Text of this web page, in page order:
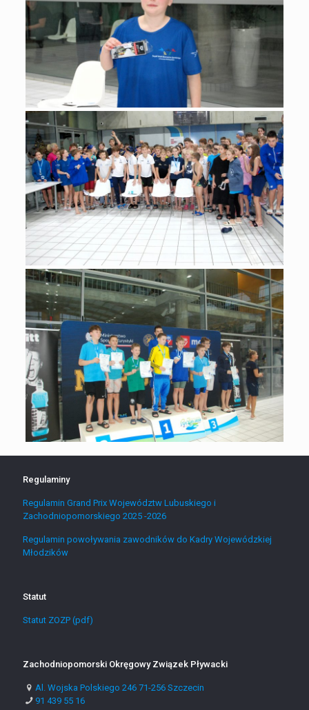
Regulaminy
Regulamin Grand Prix Województw Lubuskiego i
Zachodniopomorskiego 2025 -2026
Regulamin powoływania zawodników do Kadry Wojewódzkiej
Młodzików
Statut
Statut ZOZP (pdf)
Zachodniopomorski Okręgowy Związek Pływacki
Al. Wojska Polskiego 246 71-256 Szczecin
91 439 55 16